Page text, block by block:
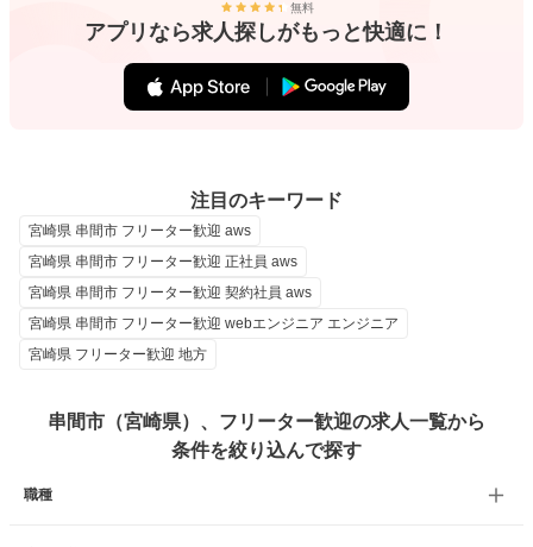
無料
アプリなら求人探しがもっと快適に！
注目のキーワード
宮崎県 串間市 フリーター歓迎 aws
宮崎県 串間市 フリーター歓迎 正社員 aws
宮崎県 串間市 フリーター歓迎 契約社員 aws
宮崎県 串間市 フリーター歓迎 webエンジニア エンジニア
宮崎県 フリーター歓迎 地方
串間市（宮崎県）、フリーター歓迎の求人一覧から
条件を絞り込んで探す
職種